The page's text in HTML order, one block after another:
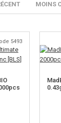
MOINS
5493